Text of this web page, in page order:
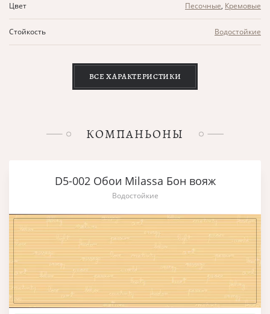
Цвет Песочные, Кремовые
Стойкость Водостойкие
ВСЕ ХАРАКТЕРИСТИКИ
КОМПАНЬОНЫ
D5-002 Обои Milassa Бон вояж
Водостойкие